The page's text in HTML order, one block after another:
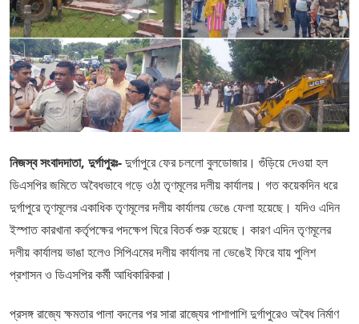
নিজস্ব সংবাদদাতা, দুর্গাপুরঃ-দুর্গাপুরে ফের চললো বুলডোজার। গুঁড়িয়ে দেওয়া হল
ডিএসপির জমিতে অবৈধভাবে গড়ে ওঠা তৃণমূলের দলীয় কার্যালয়। গত কয়েকদিন ধরে
দুর্গাপুরে তৃণমূলের একাধিক তৃণমূলের দলীয় কার্যালয় ভেঙে ফেলা হয়েছে। যদিও এদিন
ইস্পাত কারখানা কর্তৃপক্ষের পদক্ষেপ ঘিরে বিতর্ক শুরু হয়েছে। কারণ এদিন তৃণমূলের
দলীয় কার্যালয় ভাঙা হলেও সিপিএমের দলীয় কার্যালয় না ভেঙেই ফিরে যায় পুলিশ
প্রশাসন ও ডিএসপির কর্মী আধিকারিকরা।
প্রসঙ্গ রাজ্যে ক্ষমতার পালা বদলের পর সারা রাজ্যের পাশাপাশি দুর্গাপুরেও অবৈধ নির্মাণ